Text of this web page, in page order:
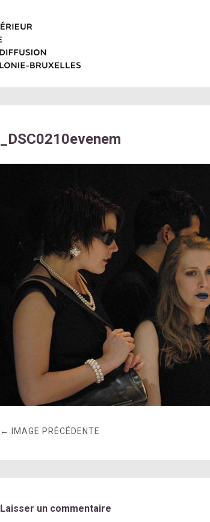
_DSC0210evenem
← IMAGE PRÉCÉDENTE
Laisser un commentaire